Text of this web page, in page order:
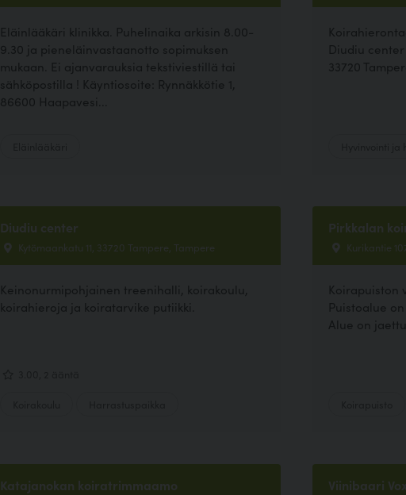
Eläinlääkäri klinikka. Puhelinaika arkisin 8.00-
9.30 ja pieneläinvastaanotto sopimuksen
mukaan. Ei ajanvarauksia tekstiviestillä tai
sähköpostilla ! Käyntiosoite: Rynnäkkötie 1,
86600 Haapavesi...
Diudiu center
33720
Diudiu center
Kytömaankatu 11, 33720 Tampere, Tampere
Keinonurmipohjainen treenihalli, koirakoulu,
koirahieroja ja koiratarvike putiikki.
Pirkkalan
Kurikantie
Koirapuiston
Puistoalue
Alue on
Katajanokan koiratrimmaamo Viinibaari Vox